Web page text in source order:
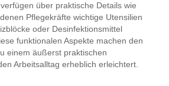
über praktische Details wie
Pflegekräfte wichtige Utensilien
oder Desinfektionsmittel
funktionalen Aspekte machen den
einem äußerst praktischen
Arbeitsalltag erheblich erleichtert.